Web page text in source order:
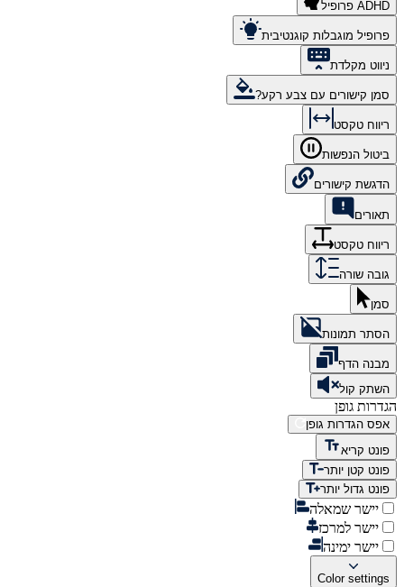
ADHD פרופיל
פרופיל מוגבלות קוגנטיבית
ניווט מקלדת
סמן קישורים עם צבע רקע?
ריווח טקסט
ביטול הנפשות
הדגשת קישורים
תאורים
ריווח טקסט
גובה שורה
סמן
הסתר תמונות
מבנה הדף
השתק קול
הגדרות גופן
אפס הגדרות גופן
פונט קריא
פונט קטן יותר
פונט גדול יותר
יישר שמאלה
יישר למרכז
יישר ימינה
Color settings